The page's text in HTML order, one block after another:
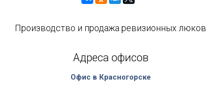
Производство и продажа ревизионных люков
Адреса офисов
Офис в Красногорске